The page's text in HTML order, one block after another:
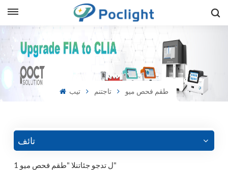
تيب تاجتنم طقم فحص ميو
تائف
1 ل تدجو جئاتنلا "طقم فحص ميو"